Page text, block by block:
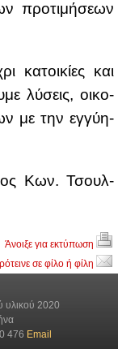
προ­τι­μή­σε­ων
κα­τοι­κί­ες και
λύ­σεις, οι­κο­
με την εγ­γύ­η­
Κων. Τσουλ­
Άνοιξε για εκτύπωση
σε φίλο ή φίλη
υλικού 2020
476 Email